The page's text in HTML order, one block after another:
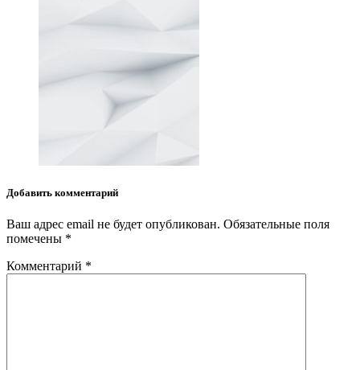
Добавить комментарий
Ваш адрес email не будет опубликован. Обязательные поля
помечены *
Комментарий *